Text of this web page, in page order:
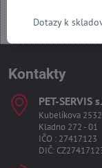
Kontakty
PET-SERVIS
Kubelíkova 2532
Kladno 272 - 01
IČO : 27417123
DIČ:
Dotazy k